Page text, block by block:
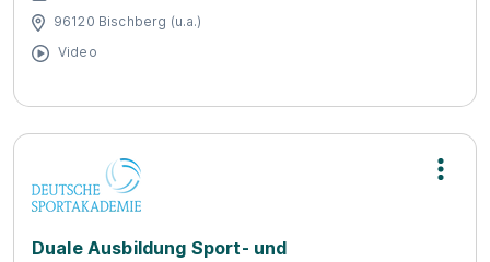
96120 Bischberg (u.a.)
Video
Duale Ausbildung Sport- und